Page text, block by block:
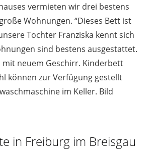
vermieten wir drei bestens
Wohnungen. “Dieses Bett ist
Tochter Franziska kennt sich
sind bestens ausgestattet.
neuem Geschirr. Kinderbett
können zur Verfügung gestellt
im Keller. Bild
in Freiburg im Breisgau